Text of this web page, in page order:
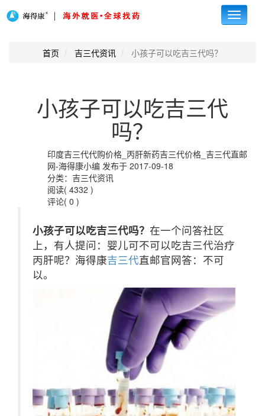
Toggle
首页 吉三代资讯 小孩子可以吃吉三代吗？
小孩子可以吃吉三代
吗？
印度吉三代代购价格_丙肝新药吉三代价格_吉三代直邮
网-海得康小编 发布于 2017-09-18
分类：吉三代资讯
阅读( 4332 )
评论( 0 )
小孩子可以吃吉三代吗？ 在一个问答社区
上，有人提问：婴儿可不可以吃吉三代治疗
丙肝呢？海得康吉三代直邮官网答：不可
以。